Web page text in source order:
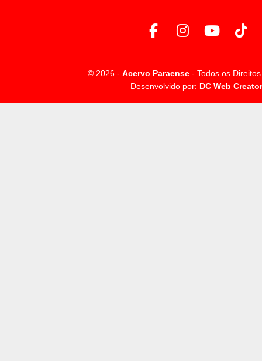
© 2026 - Acervo Paraense - Todos os
Desenvolvido por: DC Web